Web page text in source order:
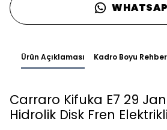
Ürün Açıklaması Kadro Boyu
Carraro Kifuka E7 29
Hidrolik Disk Fren